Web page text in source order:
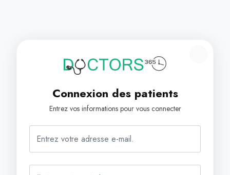
Connexion des patients
Entrez vos informations pour vous connecter